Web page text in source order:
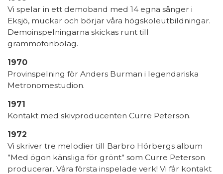
Vi spelar in ett demoband med 14 egna sånger i
Eksjö, muckar och börjar våra högskoleutbildningar.
Demoinspelningarna skickas runt till
grammofonbolag.
1970
Provinspelning för Anders Burman i legendariska
Metronomestudion.
1971
Kontakt med skivproducenten Curre Peterson.
1972
Vi skriver tre melodier till Barbro Hörbergs album
”Med ögon känsliga för grönt” som Curre Peterson
producerar. Våra första inspelade verk! Vi får kontakt